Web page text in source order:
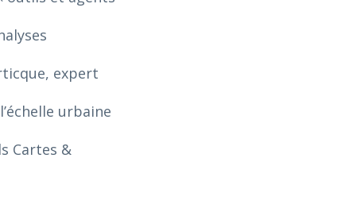
expert
urbaine
Cartes &